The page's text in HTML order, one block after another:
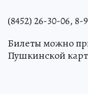
(8452) 26-30-06, 8-
Билеты можно
Пушкинской